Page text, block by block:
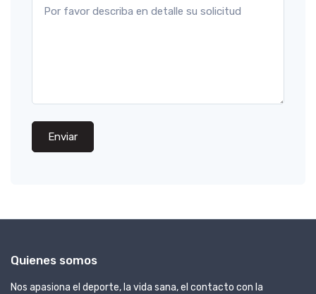
Enviar
Quienes somos
Nos apasiona el deporte, la vida sana, el contacto con la